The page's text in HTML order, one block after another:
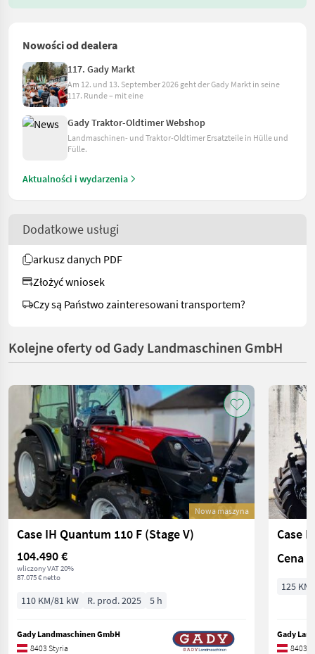
Nowości od dealera
117. Gady Markt
Am 12. und 13. September 2026 geht der Gady Markt in seine
117. Runde – mit eine
Gady Traktor-Oldtimer Webshop
Landmaschinen- und Traktor-Oldtimer Ersatzteile in Hülle und
Fülle.
Aktualności i wydarzenia
Dodatkowe usługi
arkusz danych PDF
Złożyć wniosek
Czy są Państwo zainteresowani transportem?
Kolejne oferty od Gady Landmaschinen GmbH
Nowa maszyna
Case IH Quantum 110 F (Stage V)
104.490 €
wliczony VAT 20%
87.075 € netto
110 KM/81 kW R. prod. 2025 5 h
Gady Landmaschinen GmbH
8403 Styria
Case
Cena
125
Gady
8403